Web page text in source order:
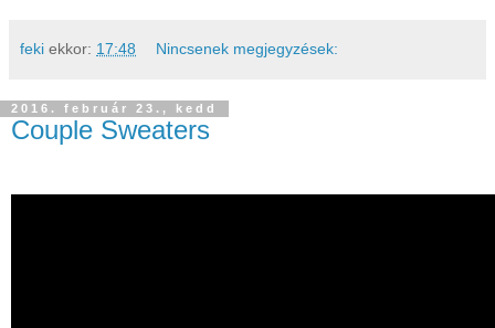
feki ekkor: 17:48 Nincsenek megjegyzések:
2016. február 23., kedd
Couple Sweaters